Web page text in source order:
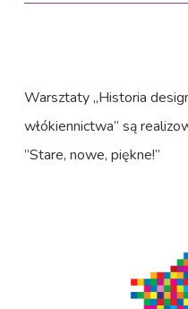
Warsztaty „Historia
włókiennictwa” są
”Stare, nowe, piękne!”